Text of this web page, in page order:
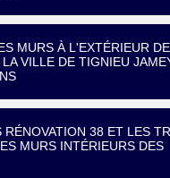
MURS À L'EXTÉRIEUR
VILLE DE TIGNIEU
RÉNOVATION 38 ET LES
MURS INTÉRIEURS DES